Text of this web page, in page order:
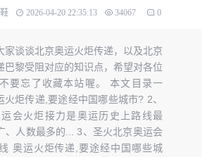
2026-04-20 22:35:13 34067 0
家谈谈北京奥运火炬传递，以及北京
巴黎受阻对应的知识点，希望对各位
要忘了收藏本站喔。 本文目录一
火炬传递,要途经中国哪些城市? 2、
会火炬接力是奥运历史上路线最
、人数最多的... 3、圣火北京奥运会
奥运火炬传递,要途经中国哪些城